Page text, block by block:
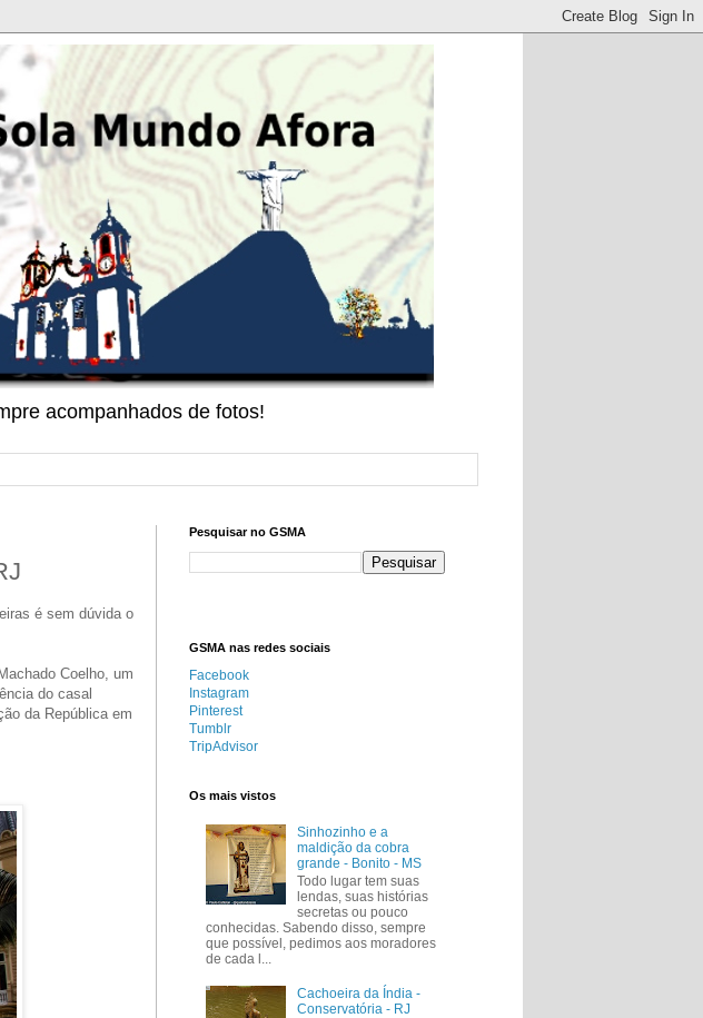
acompanhados de fotos!
é sem dúvida o
Coelho, um
do casal
da República em
Pesquisar no GSMA
GSMA nas redes sociais
Facebook
Instagram
Pinterest
Tumblr
TripAdvisor
Os mais vistos
Sinhozinho e a
maldição da cobra
grande - Bonito - MS
Todo lugar tem suas
lendas, suas histórias
secretas ou pouco
conhecidas. Sabendo disso, sempre
que possível, pedimos aos moradores
de cada l...
Cachoeira da Índia -
Conservatória - RJ